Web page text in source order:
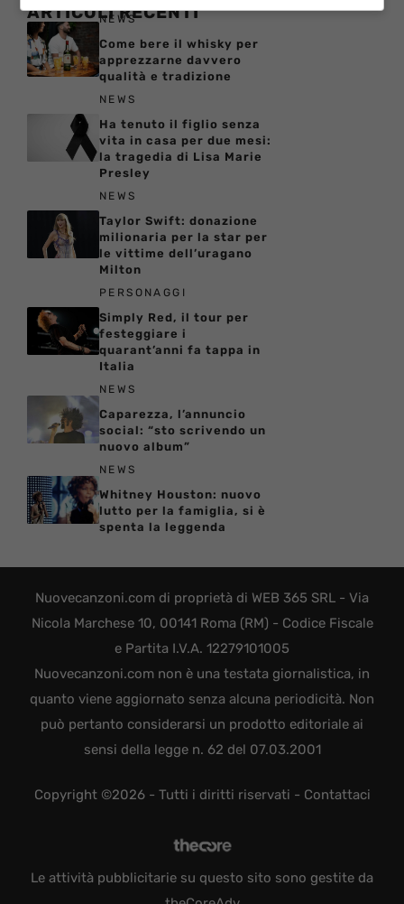
ARTICOLI RECENTI
NEWS
Come bere il whisky per
apprezzarne davvero
qualità e tradizione
NEWS
Ha tenuto il figlio senza
vita in casa per due mesi:
la tragedia di Lisa Marie
Presley
NEWS
Taylor Swift: donazione
milionaria per la star per
le vittime dell’uragano
Milton
PERSONAGGI
Simply Red, il tour per
festeggiare i
quarant’anni fa tappa in
Italia
NEWS
Caparezza, l’annuncio
social: “sto scrivendo un
nuovo album”
NEWS
Whitney Houston: nuovo
lutto per la famiglia, si è
spenta la leggenda
Nuovecanzoni.com di proprietà di WEB 365 SRL - Via
Nicola Marchese 10, 00141 Roma (RM) - Codice Fiscale
e Partita I.V.A. 12279101005
Nuovecanzoni.com non è una testata giornalistica, in
quanto viene aggiornato senza alcuna periodicità. Non
può pertanto considerarsi un prodotto editoriale ai
sensi della legge n. 62 del 07.03.2001
Copyright ©2026 - Tutti i diritti riservati - Contattaci
Le attività pubblicitarie su questo sito sono gestite da